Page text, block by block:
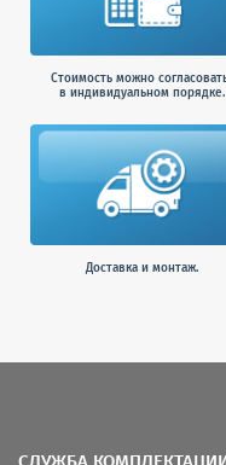
Стоимость можно
в индивидуальном порядке.
Доставка и монтаж.